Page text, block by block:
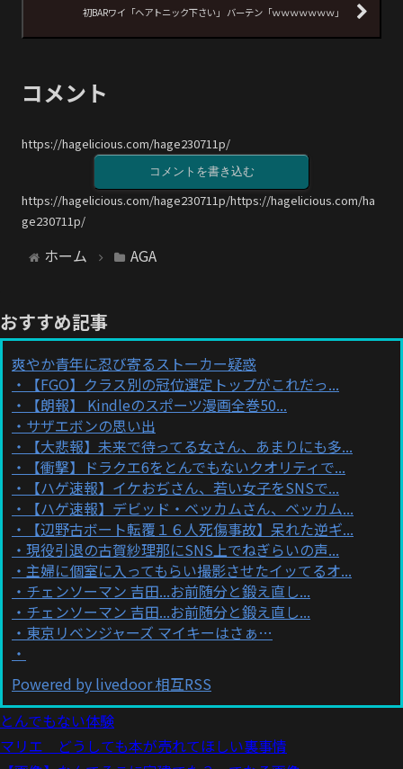
初BARワイ「ヘアトニック下さい」 バーテン「ｗｗｗｗｗｗｗ」
コメント
https://hagelicious.com/hage230711p/
コメントを書き込む
https://hagelicious.com/hage230711p/https://hagelicious.com/ha
ge230711p/
ホーム AGA
おすすめ記事
爽やか青年に忍び寄るストーカー疑惑
【FGO】クラス別の冠位選定トップがこれだっ...
【朗報】 Kindleのスポーツ漫画全巻50...
サザエボンの思い出
【大悲報】未来で待ってる女さん、あまりにも多...
【衝撃】ドラクエ6をとんでもないクオリティで...
【ハゲ速報】イケおぢさん、若い女子をSNSで...
【ハゲ速報】デビッド・ベッカムさん、ベッカム...
【辺野古ボート転覆１６人死傷事故】呆れた逆ギ...
現役引退の古賀紗理那にSNS上でねぎらいの声...
主婦に個室に入ってもらい撮影させたイッてるオ...
チェンソーマン 吉田...お前随分と鍛え直し...
チェンソーマン 吉田...お前随分と鍛え直し...
東京リベンジャーズ マイキーはさぁ…
Powered by livedoor 相互RSS
とんでもない体験
マリエ どうしても本が売れてほしい裏事情